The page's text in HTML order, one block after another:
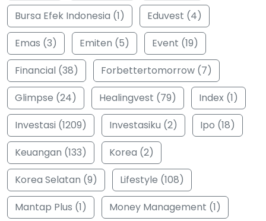
Bursa Efek Indonesia (1)
Eduvest (4)
Emas (3)
Emiten (5)
Event (19)
Financial (38)
Forbettertomorrow (7)
Glimpse (24)
Healingvest (79)
Index (1)
Investasi (1209)
Investasiku (2)
Ipo (18)
Keuangan (133)
Korea (2)
Korea Selatan (9)
Lifestyle (108)
Mantap Plus (1)
Money Management (1)